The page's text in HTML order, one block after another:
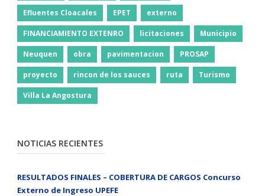
Efluentes Cloacales EPET externo
FINANCIAMIENTO EXTENRO licitaciones Municipio
Neuquen obra pavimentacion PROSAP
proyecto rincon de los sauces ruta Turismo
Villa La Angostura
NOTICIAS RECIENTES
RESULTADOS FINALES – COBERTURA DE CARGOS Concurso
Externo de Ingreso UPEFE